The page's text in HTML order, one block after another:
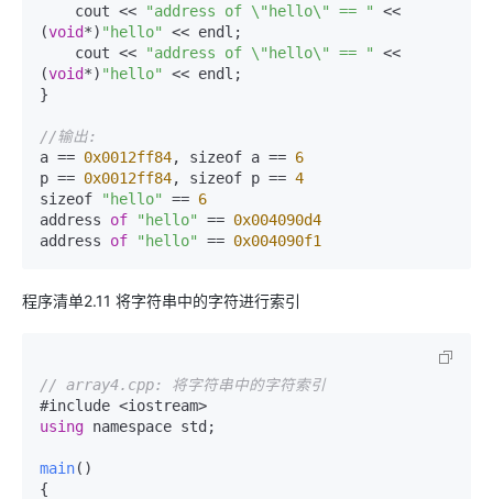
    cout <<
"address of \"hello\" == "
<<
(void*) "hello"
<< endl;
    cout <<
"address of \"hello\" == "
<<
(void*) "hello"
<< endl;
}
//输出:
a == 0x0012ff84, sizeof a == 6
p == 0x0012ff84, sizeof p == 4
sizeof
"hello" == 6
address of "hello" == 0x004090d4
address of "hello" == 0x004090f1
程序清单2.11 将字符串中的字符进行索引
// array4.cpp: 将字符串中的字符索引
using namespace std;
main( )
{